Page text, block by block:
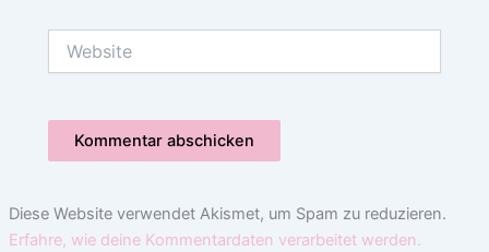
Diese Website verwendet Akismet, um Spam zu reduzieren.
Erfahre, wie deine Kommentardaten verarbeitet werden.